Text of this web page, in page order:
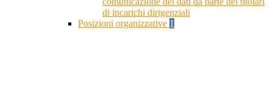
di incarichi dirigenziali
Posizioni organizzative 1